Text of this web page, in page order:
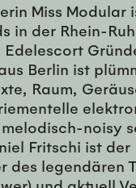
Miss Modular
in der Rhein-
Berlin ist
Raum,
noisy
Fritschi ist der
des legendären